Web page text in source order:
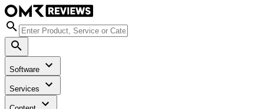
Software
Services